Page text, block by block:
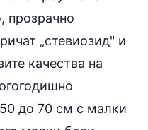
прозрачно
„стевиозид" и
качества на
до 70 см с малки